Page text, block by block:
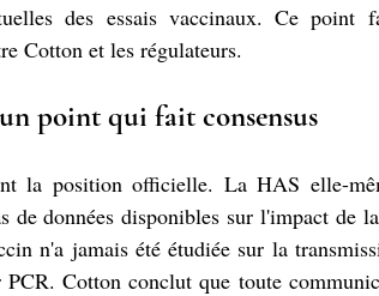
des essais vaccinaux. Ce point
Cotton et les régulateurs.
point qui fait consensus
la position officielle. La HAS elle-
de données disponibles sur l'impact de
n'a jamais été étudiée sur la
Cotton conclut que toute